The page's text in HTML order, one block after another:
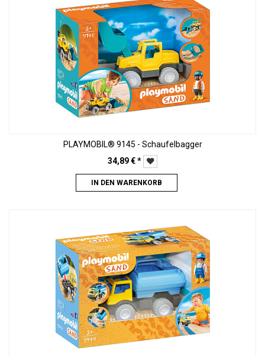
PLAYMOBIL® 9145 - Schaufelbagger
34,89€*
IN DEN WARENKORB